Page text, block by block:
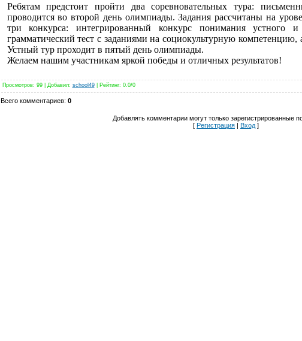
Ребятам предстоит пройти два соревновательных тура:
проводится во второй день олимпиады. Задания рассчитаны на
три конкурса: интегрированный конкурс понимания устного и
грамматический тест с заданиями на социокультурную
Устный тур проходит в пятый день олимпиады.
Желаем нашим участникам яркой победы и отличных результатов!
Просмотров: 99| Добавил: school49 Рейтинг: 0.0/0
Всего комментариев: 0
Добавлять комментарии могут только зарегистрированные
[ Регистрация | Вход ]